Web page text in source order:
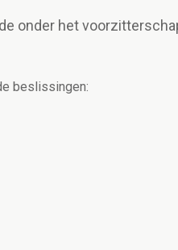
onder het
beslissingen: